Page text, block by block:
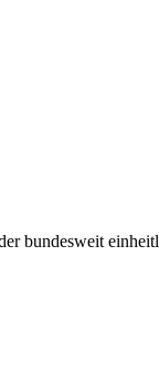
bundesweit